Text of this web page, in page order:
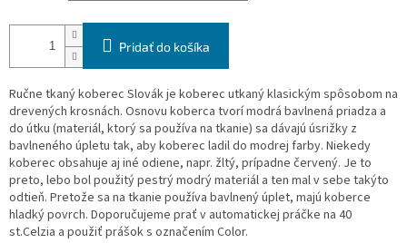
Pridať do košíka
Ručne tkaný koberec Slovák je koberec utkaný klasickým spôsobom na
drevených krosnách. Osnovu koberca tvorí modrá bavlnená priadza a
do útku (materiál, ktorý sa používa na tkanie) sa dávajú úsrižky z
bavlneného úpletu tak, aby koberec ladil do modrej farby. Niekedy
koberec obsahuje aj iné odiene, napr. žltý, prípadne červený. Je to
preto, lebo bol použitý pestrý modrý materiál a ten mal v sebe takýto
odtieň. Pretože sa na tkanie používa bavlnený úplet, majú koberce
hladký povrch. Doporučujeme prať v automatickej práčke na 40
st.Celzia a použiť prášok s označením Color.